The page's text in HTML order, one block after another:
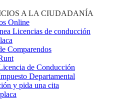
A LA CIUDADANÍA
Online
Licencias de conducción
Comparendos
de Conducción
Departamental
y pida una cita